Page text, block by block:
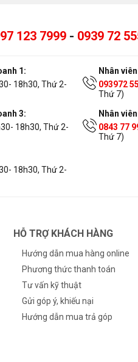
123 7999 - 0939 72
1:
18h30, Thứ 2-
Nhân
093972
Thứ 7)
3:
18h30, Thứ 2-
Nhân
0843 77
Thứ 7)
18h30, Thứ 2-
HỖ TRỢ KHÁCH HÀNG
Hướng dẫn mua hàng online
Phương thức thanh toán
Tư vấn kỹ thuật
Gửi góp ý, khiếu nại
Hướng dẫn mua trả góp